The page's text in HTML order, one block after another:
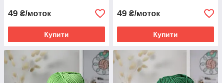
49 ₴/моток
Купити
49 ₴/моток
Купити